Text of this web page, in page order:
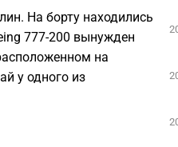
На борту находились
777-200 вынужден
на
у одного из